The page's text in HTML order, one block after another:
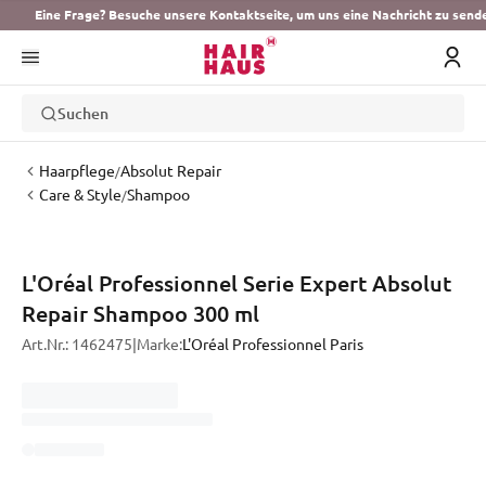
Eine Frage? Besuche unsere Kontaktseite, um uns eine Nachricht zu
Suchen
Haarpflege/Absolut Repair
Care & Style/Shampoo
L'Oréal Professionnel Serie Expert Absolut
Repair Shampoo 300 ml
Art.Nr.: 1462475 Marke:L'Oréal Professionnel Paris